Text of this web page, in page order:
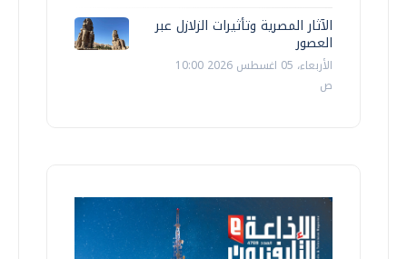
الآثار المصرية وتأثيرات الزلازل عبر
العصور
الأربعاء، 05 اغسطس 2026 10:00
ص